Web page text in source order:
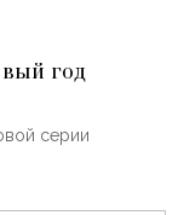
год
серии